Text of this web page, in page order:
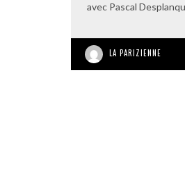
avec Pascal
LA PARIZIENNE